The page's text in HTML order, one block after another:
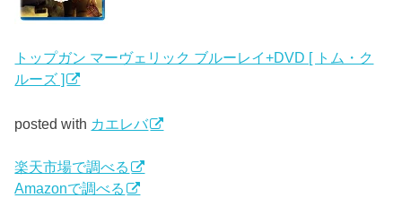
トップガン マーヴェリック ブルーレイ+DVD [ トム・ク
ルーズ ]
posted with カエレバ
楽天市場で調べる
Amazonで調べる